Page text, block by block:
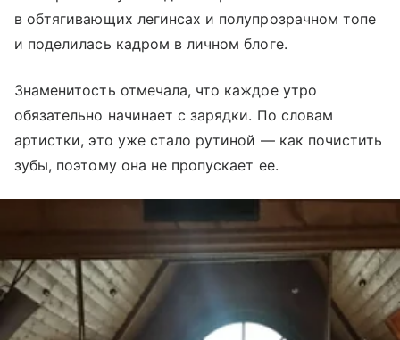
в обтягивающих легинсах и полупрозрачном топе
и поделилась кадром в личном блоге.
Знаменитость отмечала, что каждое утро
обязательно начинает с зарядки. По словам
артистки, это уже стало рутиной — как почистить
зубы, поэтому она не пропускает ее.